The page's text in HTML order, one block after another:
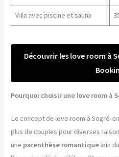
Villa avec piscine et sauna
Découvrir les love room à
Pourquoi choisir une love room à
Le concept de love room à Segré-
plus de couples pour diverses
une parenthèse romantiqueloin